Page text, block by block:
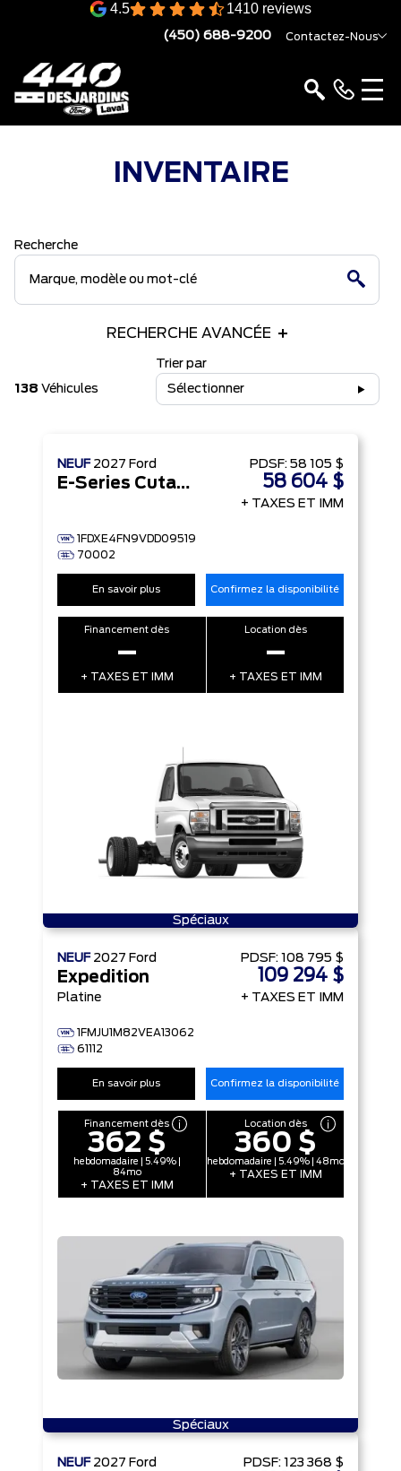
4.5 1410 reviews
(450) 688-9200 Contactez-Nous
INVENTAIRE
Recherche
RECHERCHE AVANCÉE
138 Véhicules
Trier par
Sélectionner
NEUF 2027 Ford
E-Series Cutaway
1FDXE4FN9VDD09519
70002
PDSF: 58 105 $
58 604 $
+ TAXES ET IMM
En savoir plus Confirmez la disponibilité
Financement dès
–
+ TAXES ET IMM
Location dès
–
+ TAXES ET IMM
Spéciaux
NEUF 2027 Ford
Expedition
Platine
1FMJU1M82VEA13062
61112
PDSF: 108 795 $
109 294 $
+ TAXES ET IMM
En savoir plus Confirmez la disponibilité
Financement dès
362 $
hebdomadaire | 5.49% |
84mo
+ TAXES ET IMM
Location dès
360 $
hebdomadaire | 5.49% | 48mo
+ TAXES ET IMM
Spéciaux
NEUF 2027 Ford PDSF: 123 368 $